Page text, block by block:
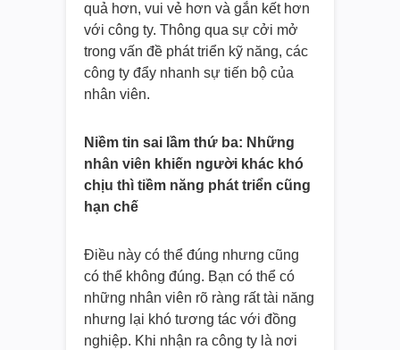
quả hơn, vui vẻ hơn và gắn kết hơn
với công ty. Thông qua sự cởi mở
trong vấn đề phát triển kỹ năng, các
công ty đẩy nhanh sự tiến bộ của
nhân viên.
Niềm tin sai lầm thứ ba: Những
nhân viên khiến người khác khó
chịu thì tiềm năng phát triển cũng
hạn chế
Điều này có thể đúng nhưng cũng
có thể không đúng. Bạn có thể có
những nhân viên rõ ràng rất tài năng
nhưng lại khó tương tác với đồng
nghiệp. Khi nhận ra công ty là nơi